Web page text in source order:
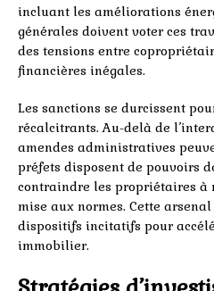
incluant les améliorations
générales doivent voter ces
des tensions entre
financières inégales.
Les sanctions se durcissent
récalcitrants. Au-delà de
amendes administratives
préfets disposent de pouvoirs
contraindre les propriétaires à
mise aux normes. Cette
dispositifs incitatifs pour
immobilier.